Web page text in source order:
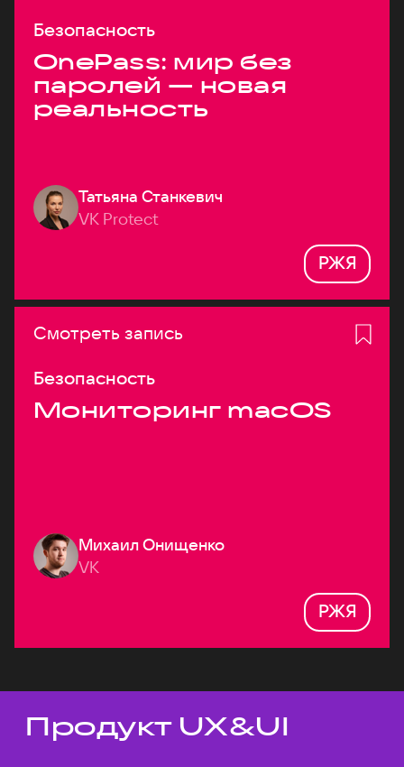
Безопасность
OnePass: мир без
паролей — новая
реальность
Татьяна Станкевич
VK Protect
РЖЯ
Смотреть запись
Безопасность
Мониторинг macOS
Михаил Онищенко
VK
РЖЯ
Темы докладов
Продукт UX&UI